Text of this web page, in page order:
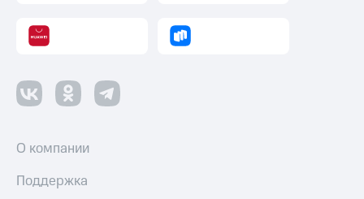
магазин
Наушники
и
колонки
Умные
часы
трекеры
О компании
Поддержка